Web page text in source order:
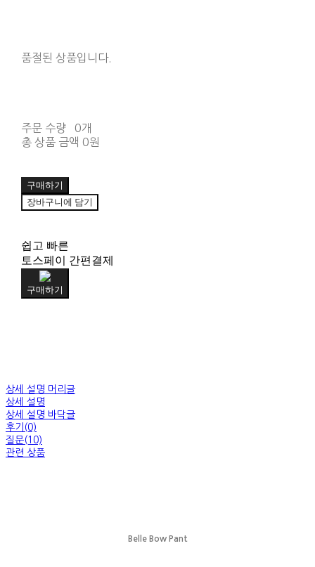
품절된 상품입니다.
주문 수량
0개
총 상품 금액 0원
구매하기
장바구니에 담기
쉽고 빠른
토스페이 간편결제
구매하기
상세 설명 머리글
상세 설명
상세 설명 바닥글
후기(0)
질문(10)
관련 상품
Belle Bow Pant